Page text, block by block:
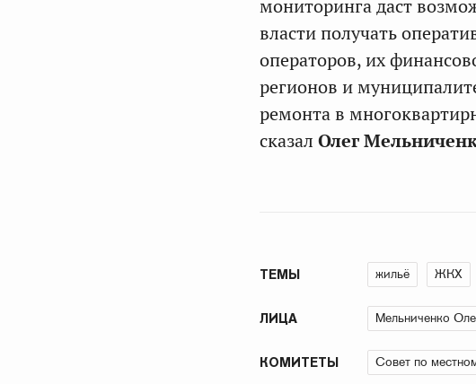
мониторинга даст
власти получать
операторов, их
регионов и
ремонта в
сказал Олег
ТЕМЫ жильё ЖКХ
ЛИЦА Мельниченко
КОМИТЕТЫ Совет по